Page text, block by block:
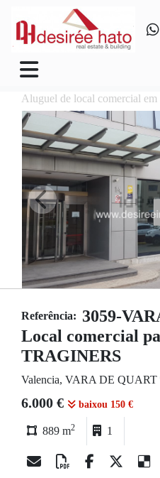
Aluguel de local comercial
Referência: 3059-
Local comercial
TRAGINERS
Valencia, VARA DE QUART
6.000 € baixou 150 €
889 m2 1